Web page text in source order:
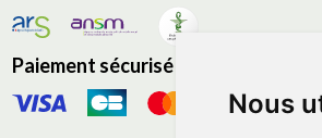
Nous
Paiement sécurisé